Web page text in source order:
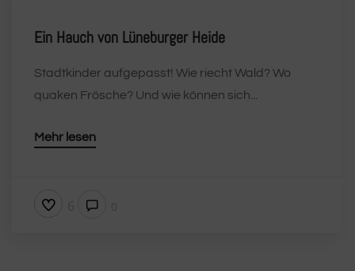
Ein Hauch von Lüneburger Heide
Stadtkinder aufgepasst! Wie riecht Wald? Wo
quaken Frösche? Und wie können sich...
Mehr lesen